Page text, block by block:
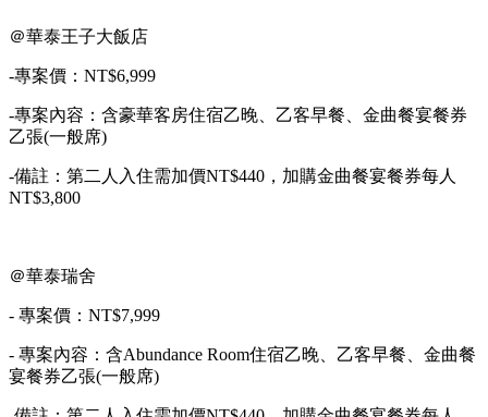
＠華泰王子大飯店
-專案價：NT$6,999
-專案內容：含豪華客房住宿乙晚、乙客早餐、金曲餐宴餐券
乙張(一般席)
-備註：第二人入住需加價NT$440，加購金曲餐宴餐券每人
NT$3,800
＠華泰瑞舍
- 專案價：NT$7,999
- 專案內容：含Abundance Room住宿乙晚、乙客早餐、金曲餐
宴餐券乙張(一般席)